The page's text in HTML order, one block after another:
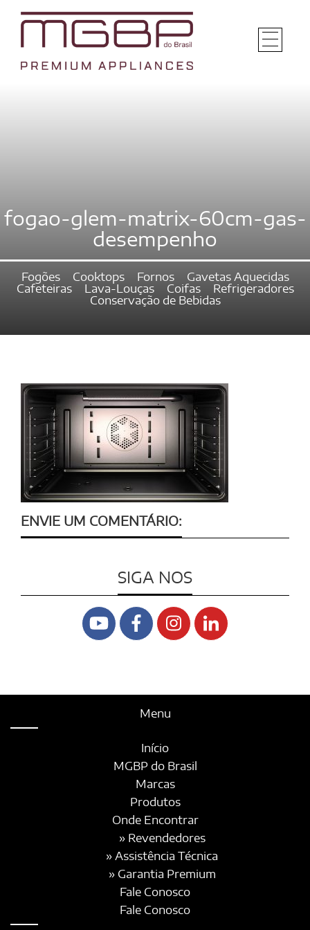
fogao-glem-matrix-60cm-gas-
desempenho
Fogões Cooktops Fornos
Gavetas Aquecidas
Cafeteiras
Lava-Louças Coifas
Refrigeradores
Conservação de Bebidas
ENVIE UM COMENTÁRIO:
SIGA NOS
Menu
Início
MGBP do Brasil
Marcas
Produtos
Onde Encontrar
» Revendedores
» Assistência Técnica
» Garantia Premium
Fale Conosco
Fale Conosco